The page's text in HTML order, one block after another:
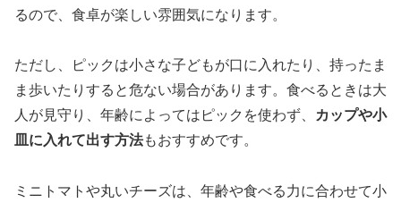
るので、食卓が楽しい雰囲気になります。
ただし、ピックは小さな子どもが口に入れたり、持ったま
ま歩いたりすると危ない場合があります。食べるときは大
人が見守り、年齢によってはピックを使わず、 カップや小
皿に入れて出す方法もおすすめです。
ミニトマトや丸いチーズは、年齢や食べる力に合わせて小